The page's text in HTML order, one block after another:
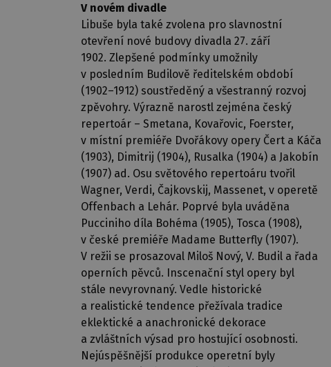
V novém divadle
Libuše byla také zvolena pro slavnostní
otevření nové budovy divadla 27. září
1902. Zlepšené podmínky umožnily
v posledním Budilově ředitelském období
(1902–1912) soustředěný a všestranný rozvoj
zpěvohry. Výrazně narostl zejména český
repertoár – Smetana, Kovařovic, Foerster,
v místní premiéře Dvořákovy opery Čert a Káča
(1903), Dimitrij (1904), Rusalka (1904) a Jakobín
(1907) ad. Osu světového repertoáru tvořil
Wagner, Verdi, Čajkovskij, Massenet, v operetě
Offenbach a Lehár. Poprvé byla uváděna
Pucciniho díla Bohéma (1905), Tosca (1908),
v české premiéře Madame Butterfly (1907).
V režii se prosazoval Miloš Nový, V. Budil a řada
operních pěvců. Inscenační styl opery byl
stále nevyrovnaný. Vedle historické
a realistické tendence přežívala tradice
eklektické a anachronické dekorace
a zvláštních výsad pro hostující osobnosti.
Nejúspěšnější produkce operetní byly